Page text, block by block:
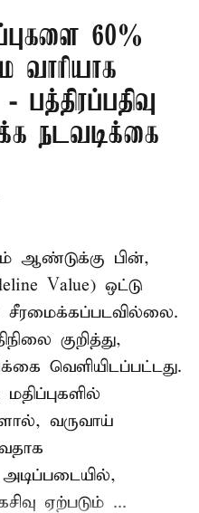
60%
வாரியாக
பத்திரப்பதிவு
நடவடிக்கை
ம் ஆண்டுக்கு பின்,
Value) ஒட்டு
குறித்து,
வெளியிடப்பட்டது.
வருவாய்
ஏற்படும் ...